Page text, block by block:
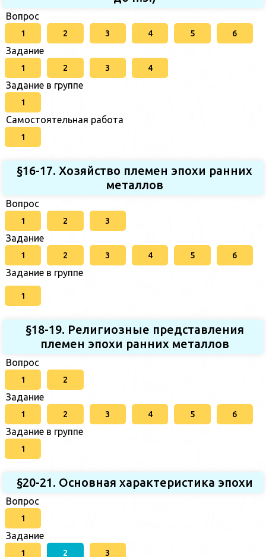
Вопрос
1 2 3 4 5 6
Задание
1 2 3 4
Задание в группе
1
Самостоятельная работа
1
§16-17. Хозяйство племен эпохи ранних
металлов
Вопрос
1 2 3
Задание
1 2 3 4 5 6
Задание в группе
1
§18-19. Религиозные представления
племен эпохи ранних металлов
Вопрос
1 2
Задание
1 2 3 4 5 6
Задание в группе
1
§20-21. Основная характеристика эпохи
Вопрос
1
Задание
1 2 3